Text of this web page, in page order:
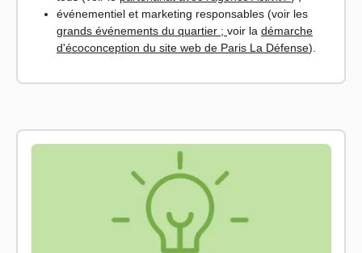
événementiel et marketing responsables (voir les
grands événements du quartier ; voir la démarche
d'écoconception du site web de Paris La Défense).